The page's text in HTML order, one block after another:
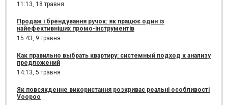
11:13, 18 травня
Продаж і брендування ручок: як працює один із
найефективніших промо-інструментів
15:43, 9 травня
Как правильно выбрать квартиру: системный подход к анализу
предложений
14:13, 5 травня
Як повсякденне використання розкриває реальні особливості
Voopoo